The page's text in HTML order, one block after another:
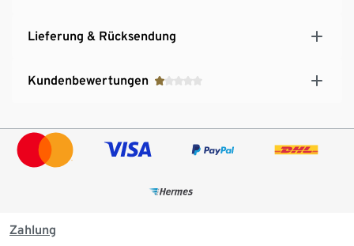
Lieferung & Rücksendung
Kundenbewertungen
Zahlung